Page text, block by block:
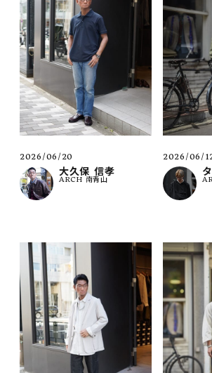
2026/06/20
大久保 信孝
ARCH 南青山
2026/06/